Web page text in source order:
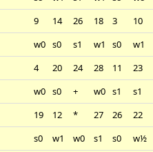
9 14 26 18 3
10
w0 s0 s1 w1 s0
w1
4 20 24 28 11
23
w0 s0 + w0 s1
s1
19 12 * 27 26
22
s0 w1 w0 s1 s0
w½